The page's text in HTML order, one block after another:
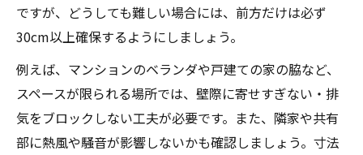
ですが、どうしても難しい場合には、前方だけは必ず
30cm以上確保するようにしましょう。
例えば、マンションのベランダや戸建ての家の脇など、
スペースが限られる場所では、壁際に寄せすぎない・排
気をブロックしない工夫が必要です。また、隣家や共有
部に熱風や騒音が影響しないかも確認しましょう。寸法